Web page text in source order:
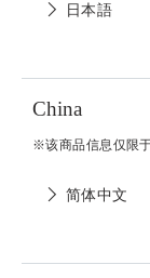
日本語
China
※该商品信息仅限
简体中文